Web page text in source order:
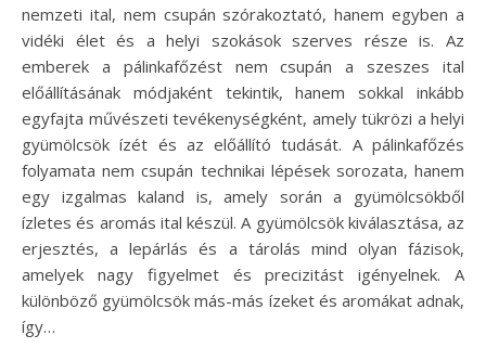
nemzeti ital, nem csupán szórakoztató, hanem egyben a
vidéki élet és a helyi szokások szerves része is. Az
emberek a pálinkafőzést nem csupán a szeszes ital
előállításának módjaként tekintik, hanem sokkal inkább
egyfajta művészeti tevékenységként, amely tükrözi a helyi
gyümölcsök ízét és az előállító tudását. A pálinkafőzés
folyamata nem csupán technikai lépések sorozata, hanem
egy izgalmas kaland is, amely során a gyümölcsökből
ízletes és aromás ital készül. A gyümölcsök kiválasztása, az
erjesztés, a lepárlás és a tárolás mind olyan fázisok,
amelyek nagy figyelmet és precizitást igényelnek. A
különböző gyümölcsök más-más ízeket és aromákat adnak,
így…